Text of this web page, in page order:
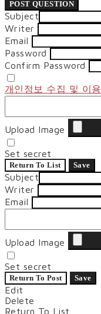
POST QUESTION
Subject
Writer
Email
Password
Confirm Password
개인정보 수집 및 이용
Upload Image
Set secret
Return To List Save
Subject
Writer
Email
Upload Image
Set secret
Return To Post Save
Edit
Delete
Return To List